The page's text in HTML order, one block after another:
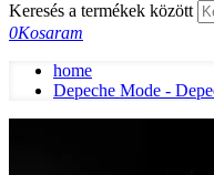
Keresés a termékek között
0Kosaram
home
Depeche Mode -